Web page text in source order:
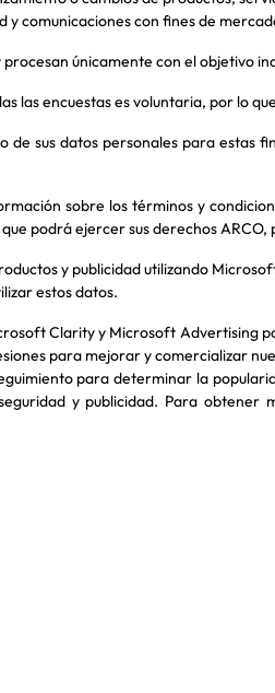
y comunicaciones con fines de
procesan únicamente con el objetivo
las encuestas es voluntaria, por lo
de sus datos personales para estas
sobre los términos y
podrá ejercer sus derechos
y publicidad utilizando
estos datos.
Clarity y Microsoft Advertising
para mejorar y comercializar
para determinar la
y publicidad. Para obtener